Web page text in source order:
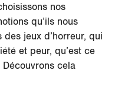
nos
qu’ils nous
jeux d’horreur, qui
et peur, qu’est ce
cela